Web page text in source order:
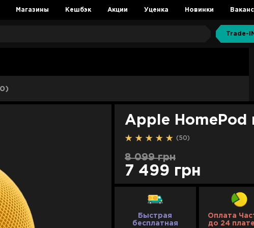
Магазины Кешбэк Акции Уценка Новинки
Trade-IN
Apple HomePod
(50)
8 099 грн
7 499 грн
Быстрая
бесплатная
Оплата
до 24